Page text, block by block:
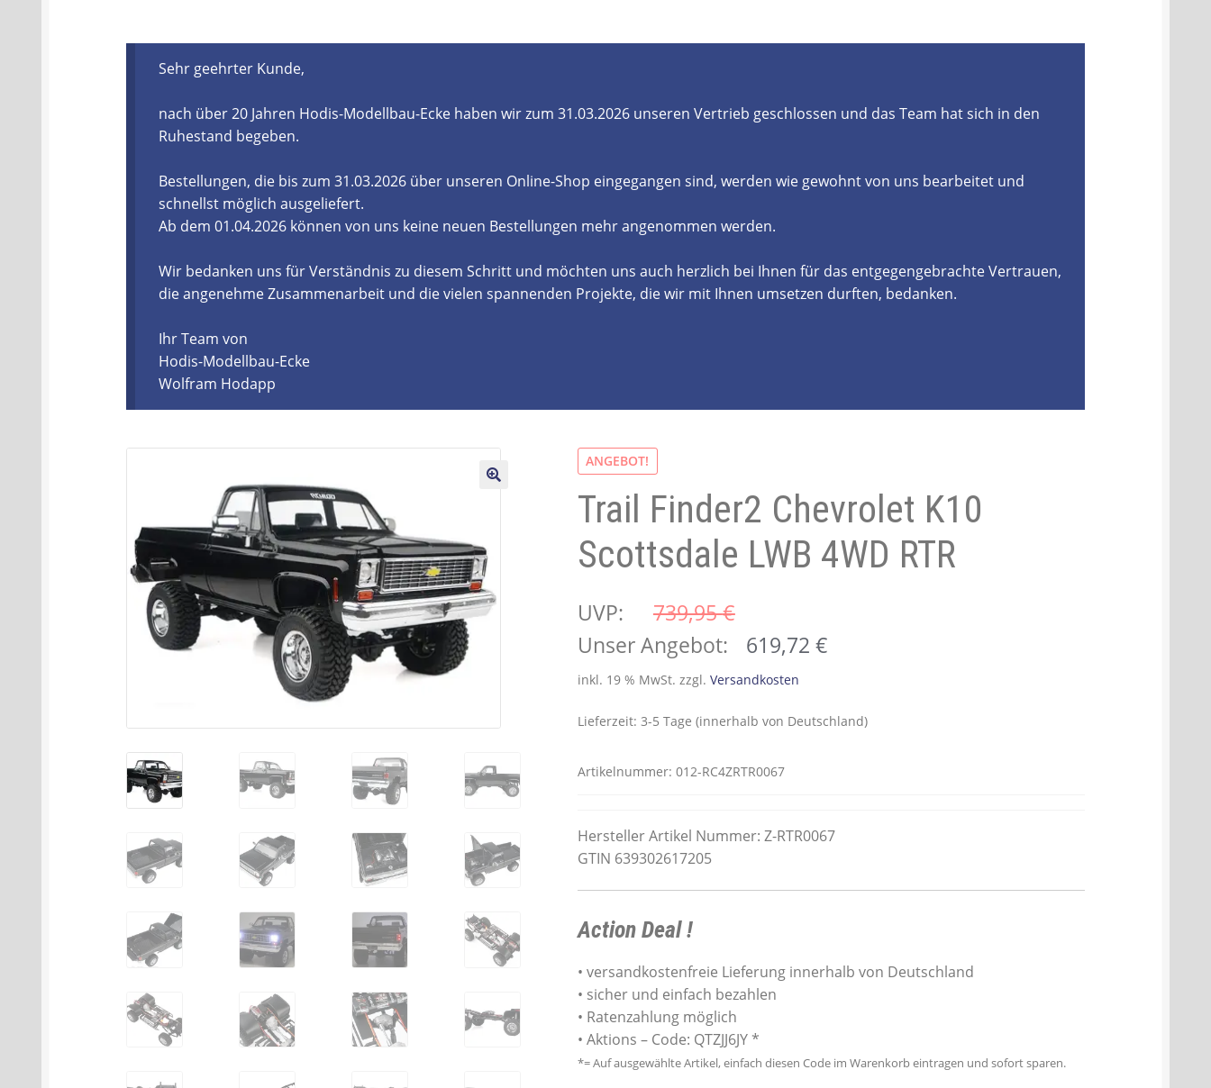
Öle- und Schmierstoff Verordnung
Datenschutzerklärung Impressum
Sehr geehrter Kunde,
nach über 20 Jahren Hodis-Modellbau-Ecke haben wir zum 31.03.2026 unseren Vertrieb geschlossen und das Team hat sich in den
Ruhestand begeben.
Bestellungen, die bis zum 31.03.2026 über unseren Online-Shop eingegangen sind, werden wie gewohnt von uns bearbeitet und
schnellst möglich ausgeliefert.
Ab dem 01.04.2026 können von uns keine neuen Bestellungen mehr angenommen werden.
Wir bedanken uns für Verständnis zu diesem Schritt und möchten uns auch herzlich bei Ihnen für das entgegengebrachte Vertrauen,
die angenehme Zusammenarbeit und die vielen spannenden Projekte, die wir mit Ihnen umsetzen durften, bedanken.
Ihr Team von
Hodis-Modellbau-Ecke
Wolfram Hodapp
ANGEBOT!
Trail Finder2 Chevrolet K10
Scottsdale LWB 4WD RTR
UVP: 739,95 €
Ursprünglicher
Preis
war:
Unser Angebot: 619,72 €Aktueller
ist:
inkl. 19 % MwSt. zzgl. Versandkosten
Hersteller Artikel Nummer: Z-RTR0067
GTIN 639302617205
Action Deal !
• versandkostenfreie Lieferung innerhalb von Deutschland
• sicher und einfach bezahlen
• Ratenzahlung möglich
• Aktions – Code: QTZJJ6JY *
*= Auf ausgewählte Artikel, einfach diesen Code im Warenkorb eintragen und sofort sparen.
Lieferzeit: 3-5 Tage (innerhalb von Deutschland)
Artikelnummer: 012-RC4ZRTR0067